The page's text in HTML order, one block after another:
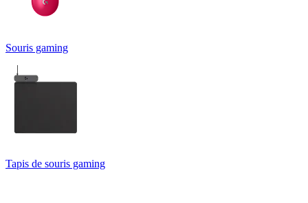
Souris gaming
Tapis de souris gaming